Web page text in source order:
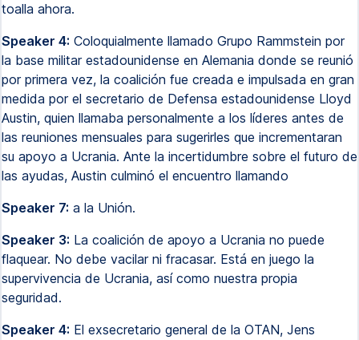
toalla ahora.
Speaker 4: Coloquialmente llamado Grupo Rammstein por
la base militar estadounidense en Alemania donde se reunió
por primera vez, la coalición fue creada e impulsada en gran
medida por el secretario de Defensa estadounidense Lloyd
Austin, quien llamaba personalmente a los líderes antes de
las reuniones mensuales para sugerirles que incrementaran
su apoyo a Ucrania. Ante la incertidumbre sobre el futuro de
las ayudas, Austin culminó el encuentro llamando
Speaker 7: a la Unión.
Speaker 3: La coalición de apoyo a Ucrania no puede
flaquear. No debe vacilar ni fracasar. Está en juego la
supervivencia de Ucrania, así como nuestra propia
seguridad.
Speaker 4: El exsecretario general de la OTAN, Jens